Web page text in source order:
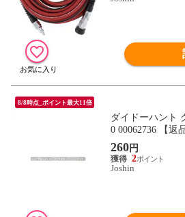
8/8時点_ポイント最大11倍
ダイドーハント
0 00062736 【返
260円
2
Joshin